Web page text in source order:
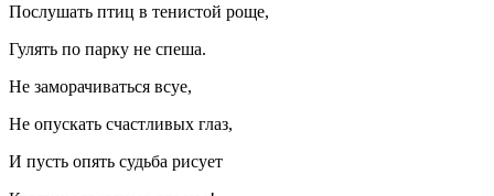
Послушать птиц в тенистой роще,
Гулять по парку не спеша.
Не заморачиваться всуе,
Не опускать счастливых глаз,
И пусть опять судьба рисует